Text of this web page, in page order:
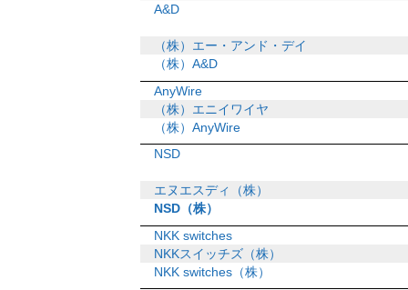
A&D
（株）エー・アンド・デイ
（株）A&D
AnyWire
（株）エニイワイヤ
（株）AnyWire
NSD
エヌエスディ（株）
NSD（株）
NKK switches
NKKスイッチズ（株）
NKK switches（株）